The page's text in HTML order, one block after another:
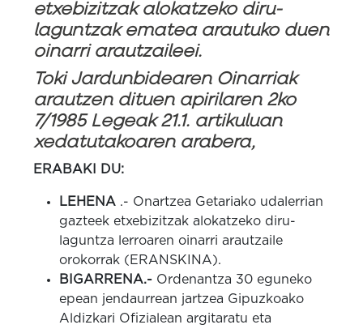
etxebizitzak alokatzeko diru-
laguntzak ematea arautuko duen
oinarri arautzaileei.
Toki Jardunbidearen Oinarriak
arautzen dituen apirilaren 2ko
7/1985 Legeak 21.1. artikuluan
xedatutakoaren arabera,
ERABAKI DU:
LEHENA.- Onartzea Getariako udalerrian
gazteek etxebizitzak alokatzeko diru-
laguntza lerroaren oinarri arautzaile
orokorrak (ERANSKINA).
BIGARRENA.-Ordenantza 30 eguneko
epean jendaurrean jartzea Gipuzkoako
Aldizkari Ofizialean argitaratu eta